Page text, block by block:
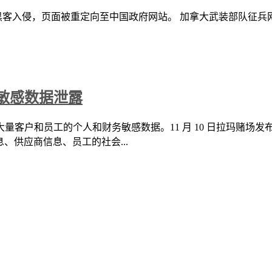
入侵，页面被重定向至中国政府网站。 加拿大武装部队征兵
感数据泄露
客户和员工的个人和财务敏感数据。11 月 10 日拉玛赌场发
供应商信息、员工的社会...